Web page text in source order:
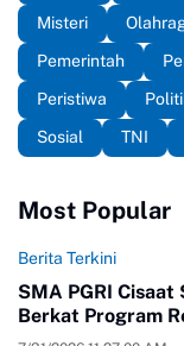
Misteri
Pemerintah
Peristiwa
Sosial
TNI
Most Popular
Berita Terkini
SMA PGRI
Berkat Program